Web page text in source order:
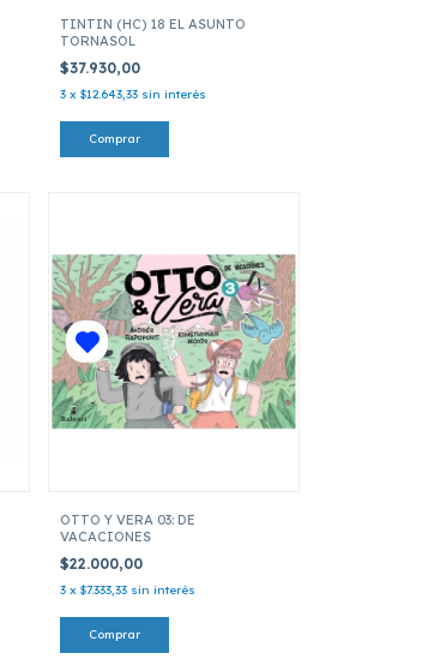
TINTIN (HC) 18 EL ASUNTO
TORNASOL
$37.930,00
3 x $12.643,33 sin interés
OTTO Y VERA 03: DE
VACACIONES
$22.000,00
3 x $7.333,33 sin interés